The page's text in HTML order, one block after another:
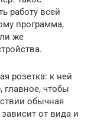
работу всей
программа,
же
розетка: к ней
чтобы
обычная
от вида и